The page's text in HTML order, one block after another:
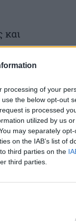
processing of your
the below opt-out
is processed
utilized by us
may separately
on the IAB’s list of
third parties on the
third parties.
και
τον
για
και τη